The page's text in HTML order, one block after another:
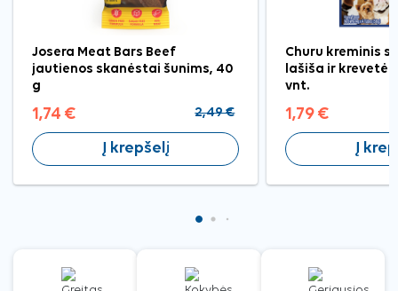
Josera Meat Bars Beef
jautienos skanėstai šunims, 40
g
1,74 € 2,49 €
Į krepšelį
Churu kreminis
lašiša ir
vnt.
1,79 €
Į